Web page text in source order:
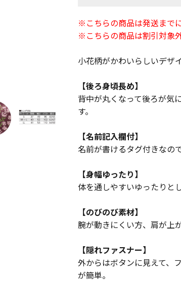
※こちらの商品は発送まで
※こちらの商品は割引対象
小花柄がかわいらしいデザイ
【後ろ身頃長め】
背中が丸くなって後ろが気
す。
【名前記入欄付】
名前が書けるタグ付きなの
【身幅ゆったり】
体を通しやすいゆったりと
【のびのび素材】
腕が動きにくい方、肩が上
【隠れファスナー】
外からはボタンに見えて、
が簡単。